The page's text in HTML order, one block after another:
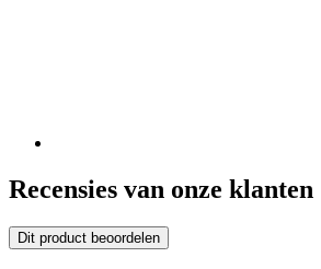
Recensies van onze klanten
Dit product beoordelen